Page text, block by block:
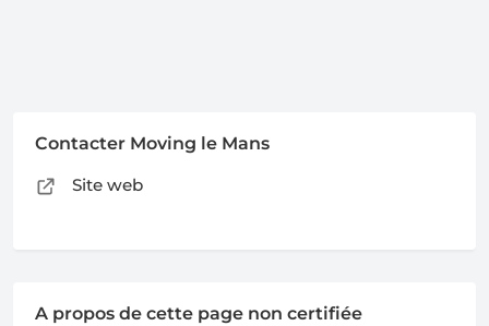
Contacter Moving le Mans
Site web
A propos de cette page non certifiée